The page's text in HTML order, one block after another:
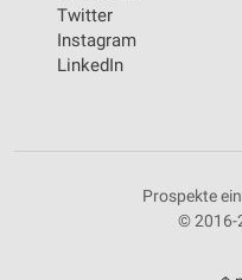
Twitter
Instagram
LinkedIn
Prospekte
© 2016-